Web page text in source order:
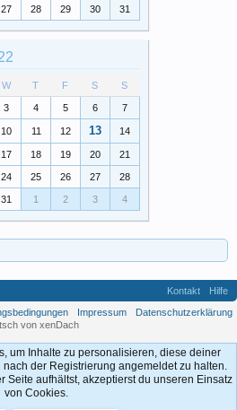
27 28 29 30 31
W T F S S
3 4 5 6 7
10 11 12 13 14
17 18 19 20 21
24 25 26 27 28
31 1 2 3 4
Kontakt
Hilfe
Impressum
Datenschutzerklärung
von xenDach
um Inhalte zu personalisieren, diese deiner
der Registrierung angemeldet zu halten.
Seite aufhältst, akzeptierst du unseren Einsatz
von Cookies.